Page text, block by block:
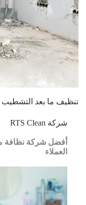
تنظيف ما بعد التشطيب
شركة RTS Clean
أفضل شركة نظافة
العملاء